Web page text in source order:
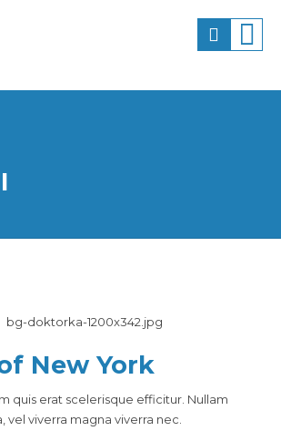
New York
quis erat scelerisque efficitur. Nullam
vel viverra magna viverra nec.